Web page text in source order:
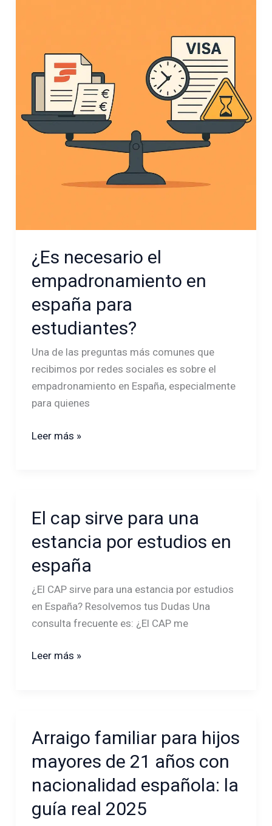
¿Es necesario el
empadronamiento en
españa para
estudiantes?
Una de las preguntas más comunes que
recibimos por redes sociales es sobre el
empadronamiento en España, especialmente
para quienes
españa
para
estudiantes?
Leer más »
El cap sirve para una
estancia por estudios en
españa
¿El CAP sirve para una estancia por estudios
en España? Resolvemos tus Dudas Una
consulta frecuente es: ¿El CAP me
El
sirve
para
estancia
en
Leer más »
Arraigo familiar para hijos
mayores de 21 años con
nacionalidad española: la
guía real 2025
Arraigo
para
hijos
mayores
de